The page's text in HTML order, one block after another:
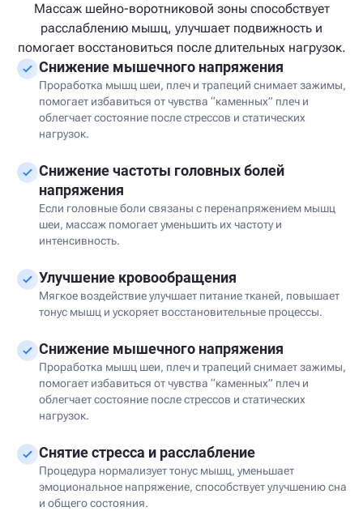
Массаж шейно-воротниковой зоны способствует
расслаблению мышц, улучшает подвижность и
помогает восстановиться после длительных нагрузок.
Снижение мышечного напряжения
Проработка мышц шеи, плеч и трапеций снимает зажимы,
помогает избавиться от чувства “каменных” плеч и
облегчает состояние после стрессов и статических
нагрузок.
Снижение частоты головных болей
напряжения
Если головные боли связаны с перенапряжением мышц
шеи, массаж помогает уменьшить их частоту и
интенсивность.
Улучшение кровообращения
Мягкое воздействие улучшает питание тканей, повышает
тонус мышц и ускоряет восстановительные процессы.
Снижение мышечного напряжения
Проработка мышц шеи, плеч и трапеций снимает зажимы,
помогает избавиться от чувства “каменных” плеч и
облегчает состояние после стрессов и статических
нагрузок.
Снятие стресса и расслабление
Процедура нормализует тонус мышц, уменьшает
эмоциональное напряжение, способствует улучшению сна
и общего состояния.